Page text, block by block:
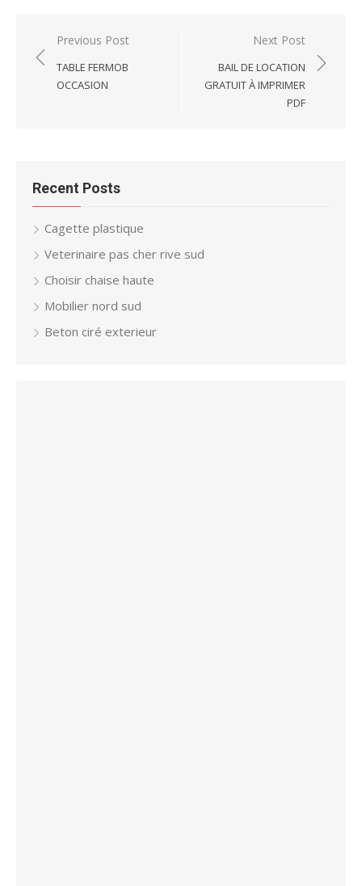
Post
navigation
Previous Post
TABLE FERMOB
OCCASION
Next Post
BAIL DE LOCATION
GRATUIT À IMPRIMER
PDF
Recent Posts
Cagette plastique
Veterinaire pas cher rive sud
Choisir chaise haute
Mobilier nord sud
Beton ciré exterieur